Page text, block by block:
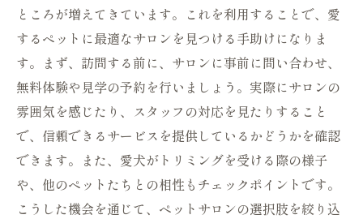
ところが増えてきています。これを利用することで、愛
するペットに最適なサロンを見つける手助けになりま
す。まず、訪問する前に、サロンに事前に問い合わせ、
無料体験や見学の予約を行いましょう。実際にサロンの
雰囲気を感じたり、スタッフの対応を見たりすること
で、信頼できるサービスを提供しているかどうかを確認
できます。また、愛犬がトリミングを受ける際の様子
や、他のペットたちとの相性もチェックポイントです。
こうした機会を通じて、ペットサロンの選択肢を絞り込